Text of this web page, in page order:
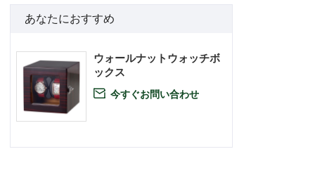
あなたにおすすめ
ウォールナットウォッチボ
ックス
 今すぐお問い合わせ